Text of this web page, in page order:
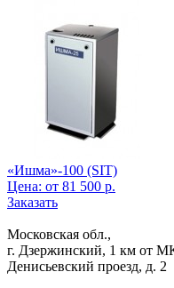
«Ишма»-100 (SIT)
Цена: от 81 500 р.
Заказать
Московская обл.,
г. Дзержинский, 1 км от
Денисьевский проезд, д. 2